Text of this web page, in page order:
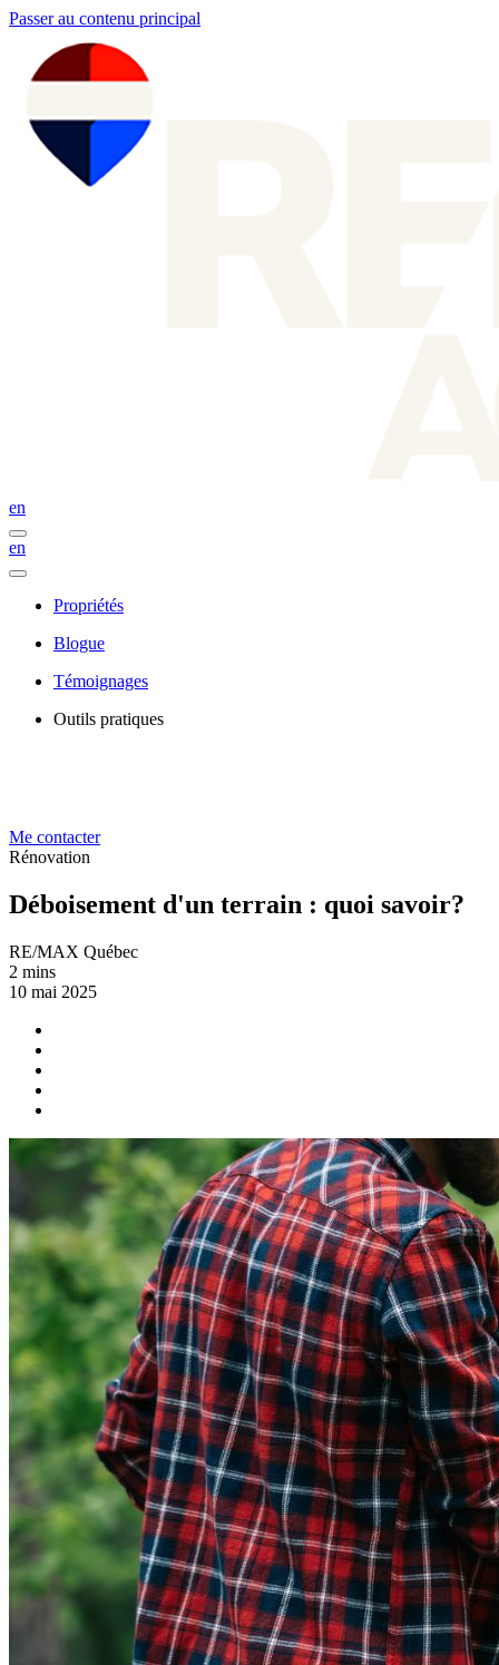
Passer au contenu principal
en
en
Propriétés
Blogue
Témoignages
Outils pratiques
Me contacter
Rénovation
Déboisement d'un terrain : quoi savoir?
RE/MAX Québec
2 mins
10 mai 2025